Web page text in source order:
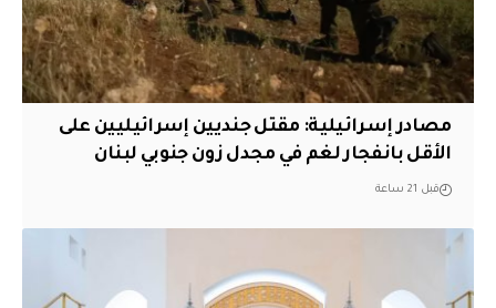
مصادر إسرائيلية: مقتل جنديين إسرائيليين على
الأقل بانفجار لغم في مجدل زون جنوبي لبنان
قبل 21 ساعة